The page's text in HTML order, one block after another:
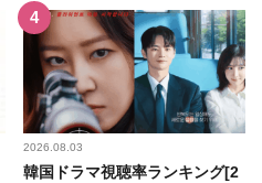
2026.08.03
韓国ドラマ視聴率ランキング[2